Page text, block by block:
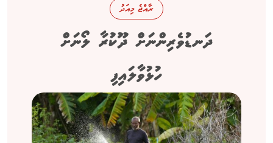
ރާއްޖެ މިއަދު
ދަނޑުވެރިންނަށް ދޫކުރާ ލޯނަށް
ހުޅުވާލައިފި